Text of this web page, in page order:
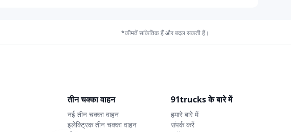
*कीमतें सांकेतिक हैं और बदल सकती हैं।
तीन चक्का वाहन
नई तीन चक्का वाहन
इलेक्ट्रिक तीन चक्का वाहन
91trucks के बारे में
हमारे बारे में
संपर्क करें